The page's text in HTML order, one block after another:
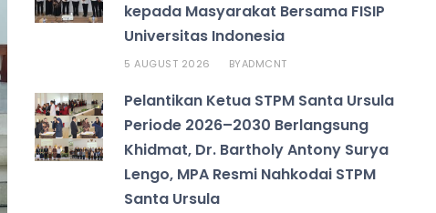
kepada Masyarakat Bersama FISIP
Universitas Indonesia
5 AUGUST 2026 BYADMCNT
Pelantikan Ketua STPM Santa Ursula
Periode 2026–2030 Berlangsung
Khidmat, Dr. Bartholy Antony Surya
Lengo, MPA Resmi Nahkodai STPM
Santa Ursula